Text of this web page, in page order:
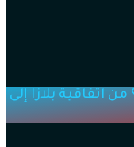
اتفاقية بلازا إلى